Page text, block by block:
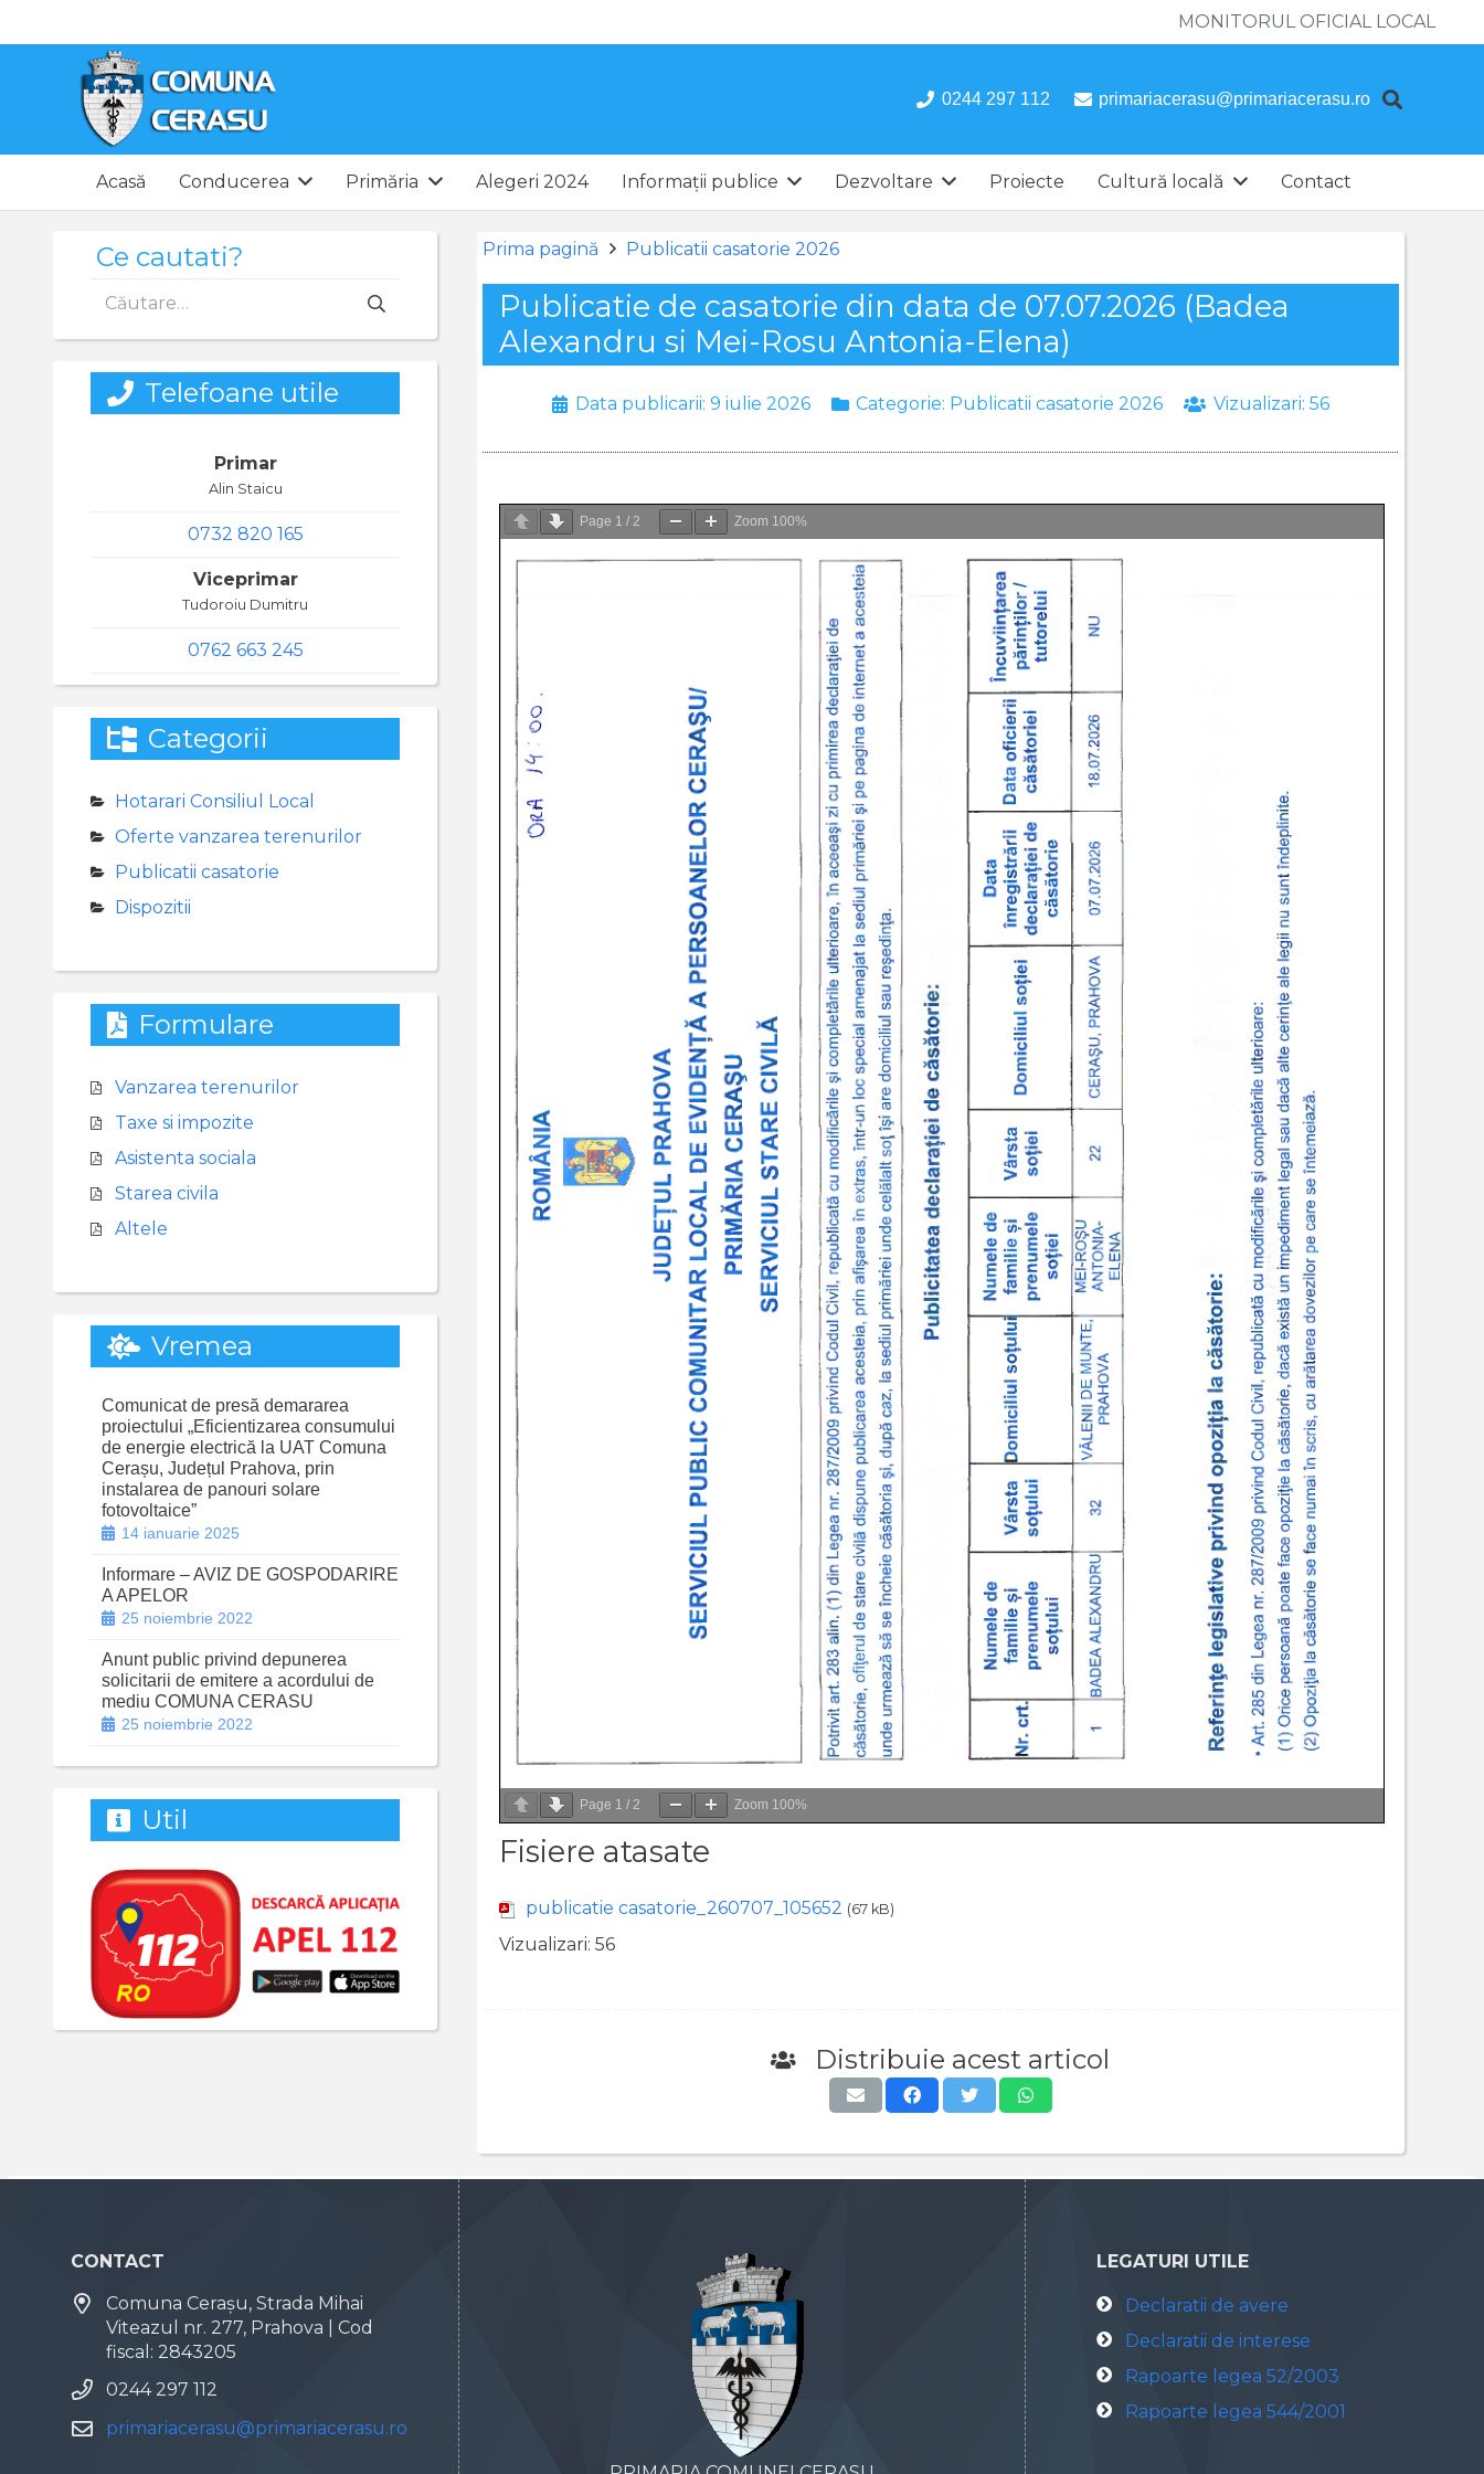
MONITORUL OFICIAL LOCAL
0244 297 112 primariacerasu@primariacerasu.ro
Acasă Conducerea Primăria Alegeri 2024 Informații publice Dezvoltare Proiecte Cultură locală Contact
Prima pagină Publicatii casatorie 2026
Publicatie de casatorie din data de 07.07.2026 (Badea
Alexandru si Mei-Rosu Antonia-Elena)
Data publicarii: 9 iulie 2026 Categorie: Publicatii casatorie 2026 Vizualizari: 56
Page 1 / 2 Zoom 100%
Page 1 / 2 Zoom 100%
Fisiere atasate
publicatie casatorie_260707_105652 (67 kB)
Vizualizari: 56
Distribuie acest articol
Ce cautati?
după:
Telefoane utile
Primar
Alin Staicu
0732 820 165
Viceprimar
Tudoroiu Dumitru
0762 663 245
Categorii
Hotarari Consiliul Local
Oferte vanzarea terenurilor
Publicatii casatorie
Dispozitii
Formulare
Vanzarea terenurilor
Taxe si impozite
Asistenta sociala
Starea civila
Altele
Vremea
Comunicat de presă demararea
proiectului „Eficientizarea consumului
de energie electrică la UAT Comuna
Cerașu, Județul Prahova, prin
instalarea de panouri solare
fotovoltaice”
14 ianuarie 2025
Informare – AVIZ DE GOSPODARIRE
A APELOR
25 noiembrie 2022
Anunt public privind depunerea
solicitarii de emitere a acordului de
mediu COMUNA CERASU
25 noiembrie 2022
Util
CONTACT
Comuna Cerașu, Strada Mihai
Viteazul nr. 277, Prahova | Cod
fiscal: 2843205
0244 297 112
primariacerasu@primariacerasu.ro
LEGATURI UTILE
Declaratii de avere
Declaratii de interese
Rapoarte legea 52/2003
Rapoarte legea 544/2001